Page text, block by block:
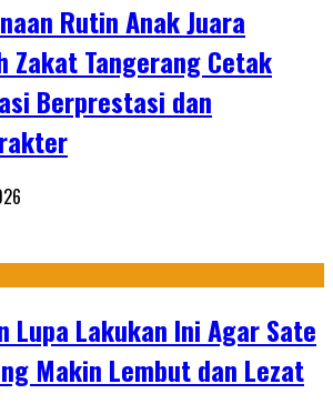
Rutin Anak Juara
Zakat Tangerang Cetak
Berprestasi dan
Lupa Lakukan Ini Agar Sate
Makin Lembut dan Lezat